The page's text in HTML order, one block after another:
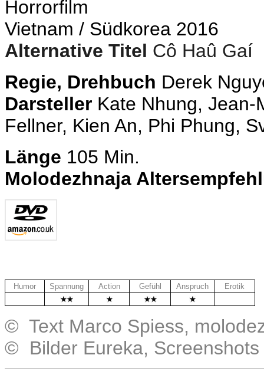
Horrorfilm
Vietnam / Südkorea 2016
Alternative Titel Cô Haû Gaí
Regie, Drehbuch Derek
Darsteller Kate Nhung, Jean-
Fellner, Kien An, Phi Phung,
Länge 105 Min.
Molodezhnaja
Humor Spannung Action Gefühl Anspruch
Erotik
© Text Marco Spiess,
© Bilder Eureka, Screenshots